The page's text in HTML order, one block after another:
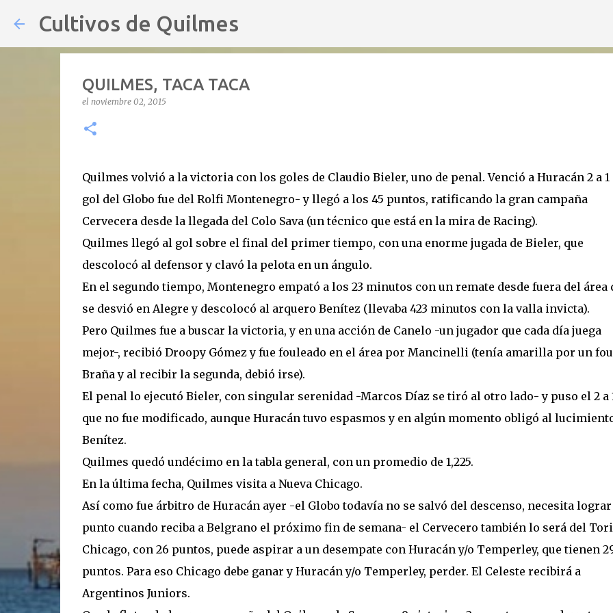
Cultivos de Quilmes
QUILMES, TACA TACA
el noviembre 02, 2015
Quilmes volvió a la victoria con los goles de Claudio Bieler, uno de penal. Venció a Huracán 2 a
gol del Globo fue del Rolfi Montenegro- y llegó a los 45 puntos, ratificando la gran campaña
Cervecera desde la llegada del Colo Sava (un técnico que está en la mira de Racing).
Quilmes llegó al gol sobre el final del primer tiempo, con una enorme jugada de Bieler, que
descolocó al defensor y clavó la pelota en un ángulo.
En el segundo tiempo, Montenegro empató a los 23 minutos con un remate desde fuera del área
se desvió en Alegre y descolocó al arquero Benítez (llevaba 423 minutos con la valla invicta).
Pero Quilmes fue a buscar la victoria, y en una acción de Canelo -un jugador que cada día juega
mejor-, recibió Droopy Gómez y fue fouleado en el área por Mancinelli (tenía amarilla por un
Braña y al recibir la segunda, debió irse).
El penal lo ejecutó Bieler, con singular serenidad -Marcos Díaz se tiró al otro lado- y puso el 2 a
que no fue modificado, aunque Huracán tuvo espasmos y en algún momento obligó al
Benítez.
Quilmes quedó undécimo en la tabla general, con un promedio de 1,225.
En la última fecha, Quilmes visita a Nueva Chicago.
Así como fue árbitro de Huracán ayer -el Globo todavía no se salvó del descenso, necesita
punto cuando reciba a Belgrano el próximo fin de semana- el Cervecero también lo será del
Chicago, con 26 puntos, puede aspirar a un desempate con Huracán y/o Temperley, que tienen
puntos. Para eso Chicago debe ganar y Huracán y/o Temperley, perder. El Celeste recibirá a
Argentinos Juniors.